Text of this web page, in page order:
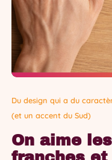
Du design qui a du
(et un accent du Sud)
On aime